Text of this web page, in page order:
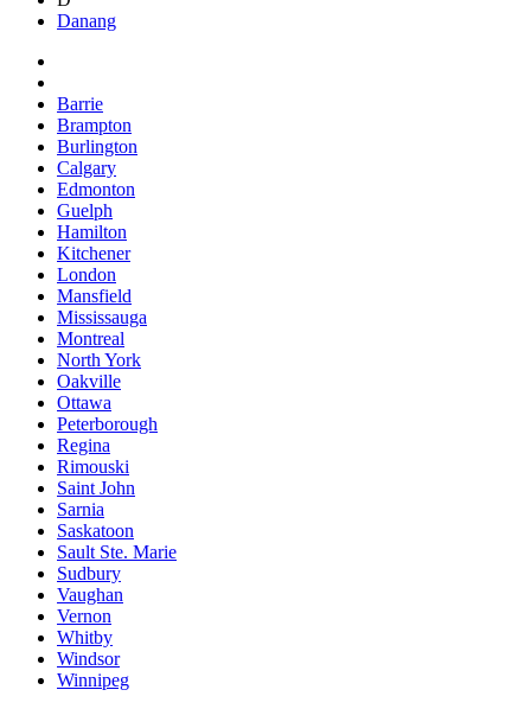
Danang
Barrie
Brampton
Burlington
Calgary
Edmonton
Guelph
Hamilton
Kitchener
London
Mansfield
Mississauga
Montreal
North York
Oakville
Ottawa
Peterborough
Regina
Rimouski
Saint John
Sarnia
Saskatoon
Sault Ste. Marie
Sudbury
Vaughan
Vernon
Whitby
Windsor
Winnipeg